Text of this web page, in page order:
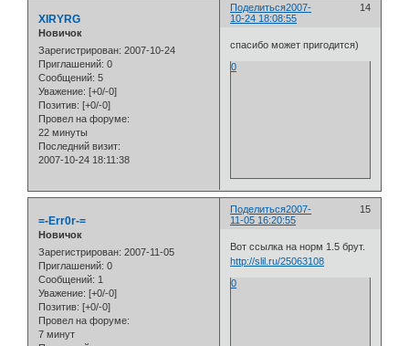
Поделиться 14
2007-
10-24 18:08:55
XIRYRG
Новичок
Зарегистрирован: 2007-10-24
Приглашений: 0
Сообщений: 5
Уважение: [+0/-0]
Позитив: [+0/-0]
Провел на форуме:
22 минуты
Последний визит:
2007-10-24 18:11:38
спасибо может пригодится)
0
Поделиться 15
2007-
11-05 16:20:55
=-Err0r-=
Новичок
Зарегистрирован: 2007-11-05
Приглашений: 0
Сообщений: 1
Уважение: [+0/-0]
Позитив: [+0/-0]
Провел на форуме:
7 минут
Вот ссылка на норм 1.5 брут.
http://slil.ru/25063108
0